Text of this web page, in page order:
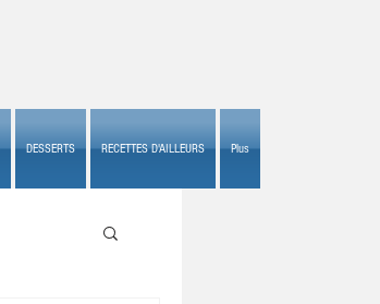
DESSERTS RECETTES D'AILLEURS Plus